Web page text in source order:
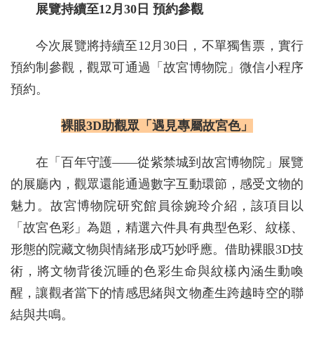
展覽持續至12月30日 預約參觀
今次展覽將持續至12月30日，不單獨售票，實行
預約制參觀，觀眾可通過「故宮博物院」微信小程序
預約。
裸眼3D助觀眾「遇見專屬故宮色」
在「百年守護——從紫禁城到故宮博物院」展覽
的展廳內，觀眾還能通過數字互動環節，感受文物的
魅力。故宮博物院研究館員徐婉玲介紹，該項目以
「故宮色彩」為題，精選六件具有典型色彩、紋樣、
形態的院藏文物與情緒形成巧妙呼應。借助裸眼3D技
術，將文物背後沉睡的色彩生命與紋樣內涵生動喚
醒，讓觀者當下的情感思緒與文物產生跨越時空的聯
結與共鳴。